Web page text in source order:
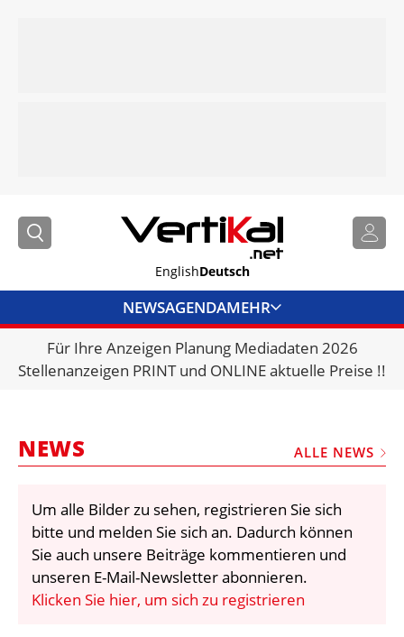
EnglishDeutsch
NEWSAGENDAMEHR
BRANCHENLINKS
VERMIETER
VIDEOS
BIBLIOTHEK
KRAN & BÜHNE
Für Ihre Anzeigen Planung Mediadaten 2026
Stellenanzeigen PRINT und ONLINE aktuelle Preise !!
NEWS ALLE NEWS
Um alle Bilder zu sehen, registrieren Sie sich
bitte und melden Sie sich an. Dadurch können
Sie auch unsere Beiträge kommentieren und
unseren E-Mail-Newsletter abonnieren.
Klicken Sie hier, um sich zu registrieren